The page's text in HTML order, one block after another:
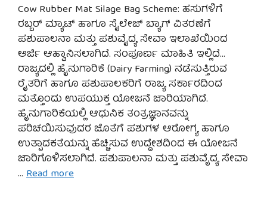
Cow Rubber Mat Silage Bag Scheme: ಹಸುಗಳಿಗೆ
ರಬ್ಬರ್ ಮ್ಯಾಟ್ ಹಾಗೂ ಸೈಲೇಜ್ ಬ್ಯಾಗ್ ವಿತರಣೆಗೆ
ಪಶುಪಾಲನಾ ಮತ್ತು ಪಶುವೈದ್ಯ ಸೇವಾ ಇಲಾಖೆಯಿಂದ
ಅರ್ಜಿ ಆಹ್ವಾನಿಸಲಾಗಿದೆ. ಸಂಪೂರ್ಣ ಮಾಹಿತಿ ಇಲ್ಲಿದೆ…
ರಾಜ್ಯದಲ್ಲಿ ಹೈನುಗಾರಿಕೆ (Dairy Farming) ನಡೆಸುತ್ತಿರುವ
ರೈತರಿಗೆ ಹಾಗೂ ಪಶುಪಾಲಕರಿಗೆ ರಾಜ್ಯ ಸರ್ಕಾರದಿಂದ
ಮತ್ತೊಂದು ಉಪಯುಕ್ತ ಯೋಜನೆ ಜಾರಿಯಾಗಿದೆ.
ಹೈನುಗಾರಿಕೆಯಲ್ಲಿ ಆಧುನಿಕ ತಂತ್ರಜ್ಞಾನವನ್ನು
ಪರಿಚಯಿಸುವುದರ ಜೊತೆಗೆ ಪಶುಗಳ ಆರೋಗ್ಯ ಹಾಗೂ
ಉತ್ಪಾದಕತೆಯನ್ನು ಹೆಚ್ಚಿಸುವ ಉದ್ದೇಶದಿಂದ ಈ ಯೋಜನೆ
ಜಾರಿಗೊಳಿಸಲಾಗಿದೆ. ಪಶುಪಾಲನಾ ಮತ್ತು ಪಶುವೈದ್ಯ ಸೇವಾ
… Read more